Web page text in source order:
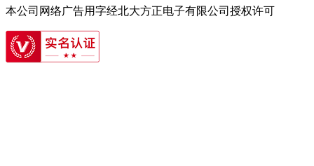
酒吧毕业季海报
本公司网络广告用字经北大方正电子有限公司授权许可